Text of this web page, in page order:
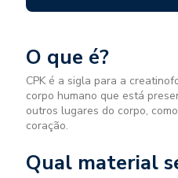
O que é?
CPK é a sigla para a
corpo humano que está
outros lugares do corpo,
coração.
Qual material